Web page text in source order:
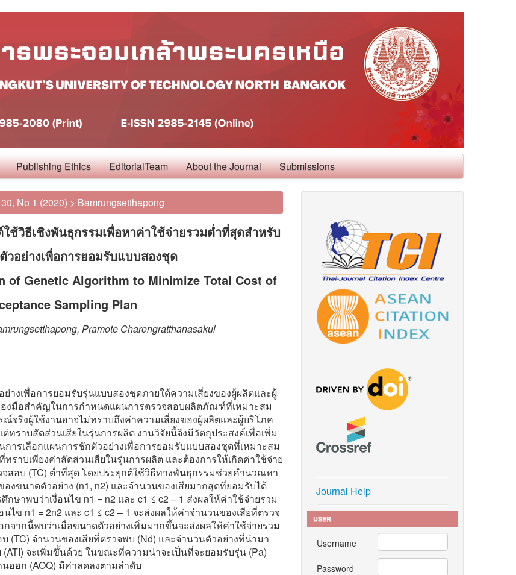
Publishing Ethics EditorialTeam About the Journal Submissions
No 1 (2020) > Bamrungsetthapong
ช้วิธีเชิงพันธุกรรมเพื่อหาค่าใช้จ่ายรวมต่ำที่สุดสำหรับ
วอย่างเพื่อการยอมรับแบบสองชุด
of Genetic Algorithm to Minimize Total Cost of
Sampling Plan
Pramote Charongratthanasakul
างเพื่อการยอมรับรุ่นแบบสองชุดภายใต้ความเสี่ยงของผู้ผลิตและผู้
องมือสำคัญในการกำหนดแผนการตรวจสอบผลิตภัณฑ์ที่เหมาะสม
จริงผู้ใช้งานอาจไม่ทราบถึงค่าความเสี่ยงของผู้ผลิตและผู้บริโภค
ต่ทราบสัดส่วนเสียในรุ่นการผลิต งานวิจัยนี้จึงมีวัตถุประสงค์เพื่อเพิ่ม
ารเลือกแผนการชักตัวอย่างเพื่อการยอมรับแบบสองชุดที่เหมาะสม
ราบเพียงค่าสัดส่วนเสียในรุ่นการผลิต และต้องการให้เกิดค่าใช้จ่าย
จสอบ (TC) ต่ำที่สุด โดยประยุกต์ใช้วิธีทางพันธุกรรมช่วยคำนวณหา
งขนาดตัวอย่าง (n1, n2) และจำนวนของเสียมากสุดที่ยอมรับได้
กษาพบว่าเงื่อนไข n1 = n2 และ c1 ≤ c2 – 1 ส่งผลให้ค่าใช้จ่ายรวม
นไข n1 = 2n2 และ c1 ≤ c2 – 1 จะส่งผลให้ค่าจำนวนของเสียที่ตรวจ
จากนี้พบว่าเมื่อขนาดตัวอย่างเพิ่มมากขึ้นจะส่งผลให้ค่าใช้จ่ายรวม
(TC) จำนวนของเสียที่ตรวจพบ (Nd) และจำนวนตัวอย่างที่นำมา
(ATI) จะเพิ่มขึ้นด้วย ในขณะที่ความน่าจะเป็นที่จะยอมรับรุ่น (Pa)
ออก (AOQ) มีค่าลดลงตามลำดับ
Journal Help
USER
Username
Password